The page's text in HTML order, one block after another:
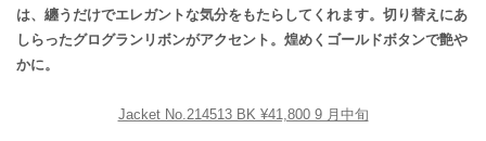
は、纏うだけでエレガントな気分をもたらしてくれます。切り替えにあ
しらったグログランリボンがアクセント。煌めくゴールドボタンで艶や
かに。
Jacket No.214513 BK ¥41,800 9 月中旬